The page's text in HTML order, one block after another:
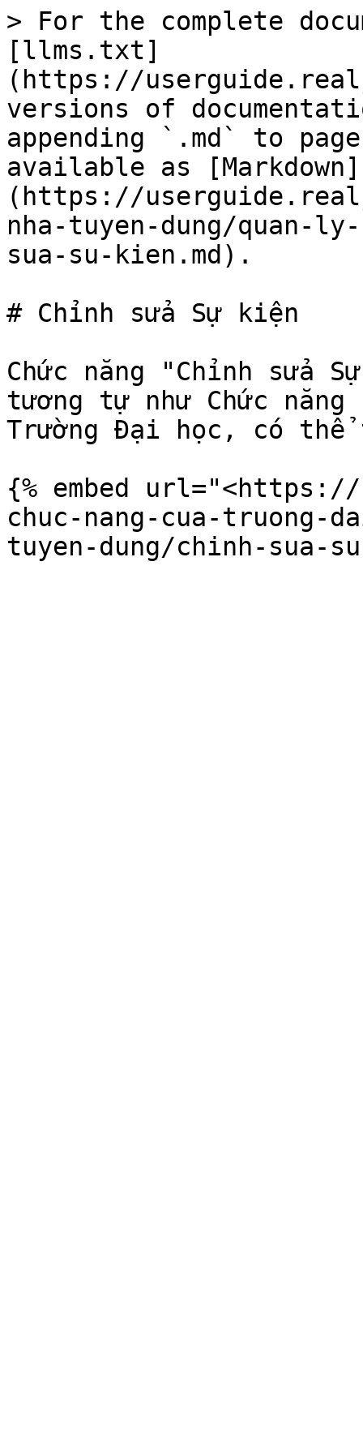
> For the complete
[llms.txt]
(https://
versions of
appending `.md` to
available as [Markdown]
(https://
nha-tuyen-dung/quan-
sua-su-kien.md).
# Chỉnh sửa Sự kiện
Chức năng "Chỉnh sửa
tương tự như Chức
Trường Đại học, có
{% embed
chuc-nang-cua-truong-